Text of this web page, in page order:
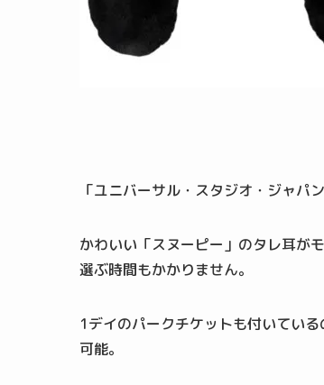
「ユニバーサル・スタジオ・ジャパ
かわいい「スヌーピー」のタレ耳が
選ぶ時間もかかりません。
1デイのパークチケットも付いてい
可能。